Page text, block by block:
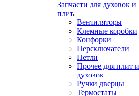
Запчасти для духовок и
плит
Вентиляторы
Клемные коробки
Конфорки
Переключатели
Петли
Прочее для плит и
духовок
Ручки дверцы
Термостаты